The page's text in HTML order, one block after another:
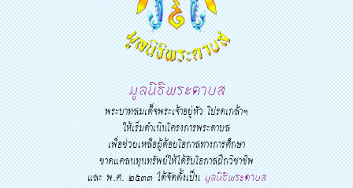
มูลนิธิพระดาบส
พระบาทสมเด็จพระเจ้าอยู่หัว โปรดเกล้าฯ
ให้เริ่มดำเนินโครงการพระดาบส
เพื่อช่วยเหลือผู้ด้อยโอกาสทางการศึกษา
ขาดแคลนทุนทรัพย์ให้ได้รับโอกาสฝึกวิชาชีพ
และ พ.ศ. ๒๕๓๓ ได้จัดตั้งเป็นมูลนิธิพระดาบส